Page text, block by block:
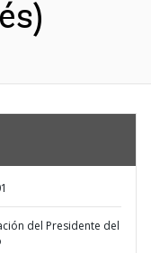
del Presidente del